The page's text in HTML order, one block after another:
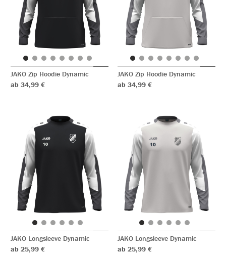
JAKO Zip Hoodie Dynamic
ab 34,99 €
JAKO Zip Hoodie Dynamic
ab 34,99 €
JAKO Longsleeve Dynamic
ab 25,99 €
JAKO Longsleeve Dynamic
ab 25,99 €